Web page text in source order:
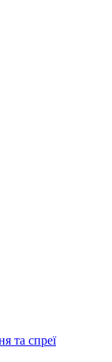
та спреї